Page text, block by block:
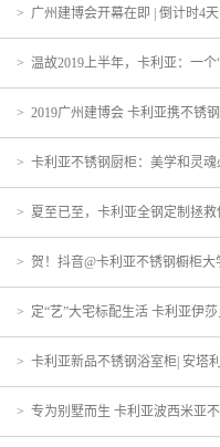
> 广州建博会开幕在即 | 倒计时4
> 温故2019上半年，卡利亚：一
> 2019广州建博会 卡利亚携不锈
> 卡利亚不锈钢厨柜：美学和灵
> 夏至已至，卡利亚全钢定制拯
> 贺！抖音@卡利亚不锈钢橱柜
> 定“艺”大宅标配生活 卡利亚伊
> 卡利亚新品不锈钢浴室柜| 安塔
> 专为别墅而生 卡利亚波西米亚